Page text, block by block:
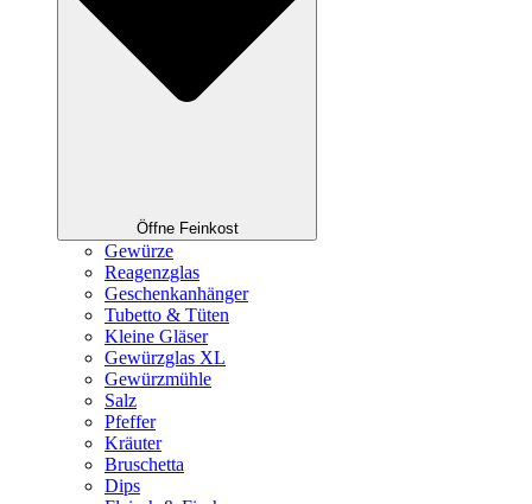
Öffne Feinkost
Gewürze
Reagenzglas
Geschenkanhänger
Tubetto & Tüten
Kleine Gläser
Gewürzglas XL
Gewürzmühle
Salz
Pfeffer
Kräuter
Bruschetta
Dips